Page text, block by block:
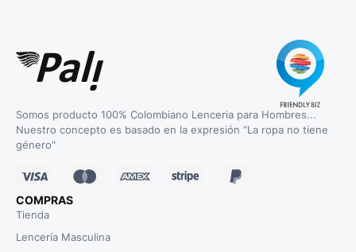
Somos producto 100% Colombiano Lenceria para Hombres...
Nuestro concepto es basado en la expresión “La ropa no tiene
género"
COMPRAS
Tienda
Lencería Masculina